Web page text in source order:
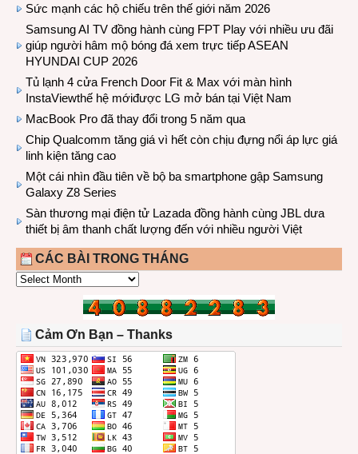
Sức mạnh các hộ chiếu trên thế giới năm 2026
Samsung AI TV đồng hành cùng FPT Play với nhiều ưu đãi
giúp người hâm mộ bóng đá xem trực tiếp ASEAN
HYUNDAI CUP 2026
Tủ lạnh 4 cửa French Door Fit & Max với màn hình
InstaViewthế hệ mớiđược LG mở bán tại Việt Nam
MacBook Pro đã thay đổi trong 5 năm qua
Chip Qualcomm tăng giá vì hết còn chịu đựng nổi áp lực giá
linh kiện tăng cao
Một cái nhìn đầu tiên về bộ ba smartphone gập Samsung
Galaxy Z8 Series
Sàn thương mại điện tử Lazada đồng hành cùng JBL dưa
thiết bị âm thanh chất lượng đến với nhiều người Việt
CÁC BÀI TRONG THÁNG
CÁC
THÁNG
Cảm Ơn Bạn – Thanks